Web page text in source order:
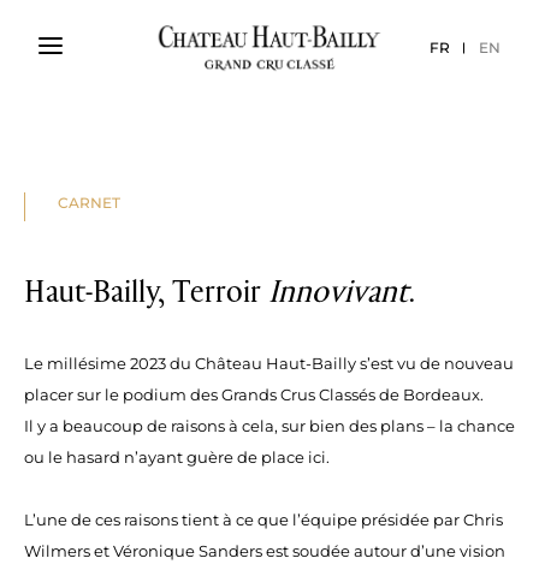
FR EN
CARNET
Haut-Bailly, Terroir Innovivant.
Le millésime 2023 du Château Haut-Bailly s’est vu de nouveau
placer sur le podium des Grands Crus Classés de Bordeaux.
Il y a beaucoup de raisons à cela, sur bien des plans – la chance
ou le hasard n’ayant guère de place ici.
L’une de ces raisons tient à ce que l’équipe présidée par Chris
Wilmers et Véronique Sanders est soudée autour d’une vision